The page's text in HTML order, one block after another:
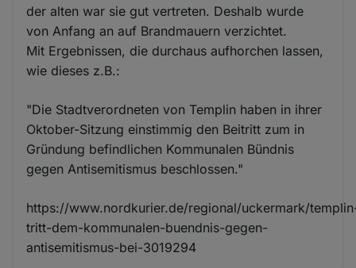
der alten war sie gut vertreten. Deshalb wurde
von Anfang an auf Brandmauern verzichtet.
Mit Ergebnissen, die durchaus aufhorchen lassen,
wie dieses z.B.:
"Die Stadtverordneten von Templin haben in ihrer
Oktober-Sitzung einstimmig den Beitritt zum in
Gründung befindlichen Kommunalen Bündnis
gegen Antisemitismus beschlossen."
https://www.nordkurier.de/regional/uckermark/
tritt-dem-kommunalen-buendnis-gegen-
antisemitismus-bei-3019294